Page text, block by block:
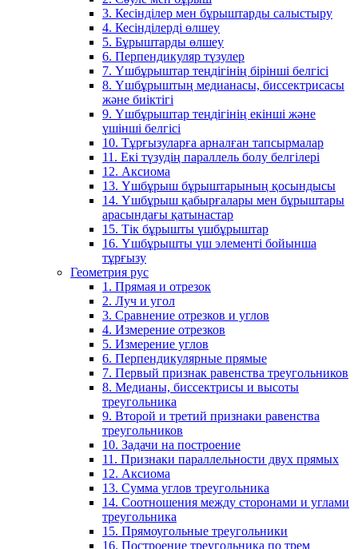
3. Кесінділер мен бұрыштарды салыстыру
4. Кесінділерді өлшеу
5. Бұрыштарды өлшеу
6. Перпендикуляр түзулер
7. Үшбұрыштар теңдігінің бірінші белгісі
8. Үшбұрыштың медианасы, биссектрисасы
және биіктігі
9. Үшбұрыштар теңдігінің екінші және
үшінші белгісі
10. Тұрғызуларға арналған тапсырмалар
11. Екі түзудің параллель болу белгілері
12. Аксиома
13. Үшбұрыш бұрыштарының қосындысы
14. Үшбұрыш қабырғалары мен бұрыштары
арасындағы қатынастар
15. Тік бұрышты үшбұрыштар
16. Үшбұрышты үш элементі бойынша
тұрғызу
Геометрия рус
1. Прямая и отрезок
2. Луч и угол
3. Сравнение отрезков и углов
4. Измерение отрезков
5. Измерение углов
6. Перпендикулярные прямые
7. Первый признак равенства треугольников
8. Медианы, биссектрисы и высоты
треугольника
9. Второй и третий признаки равенства
треугольников
10. Задачи на построение
11. Признаки параллельности двух прямых
12. Аксиома
13. Сумма углов треугольника
14. Соотношения между сторонами и углами
треугольника
15. Прямоугольные треугольники
16. Построение треугольника по трем